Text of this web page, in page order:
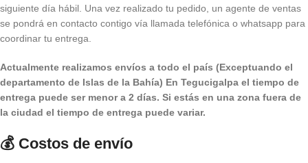
siguiente día hábil. Una vez realizado tu pedido, un agente de ventas
se pondrá en contacto contigo vía llamada telefónica o whatsapp para
coordinar tu entrega.
Actualmente realizamos envíos a todo el país (Exceptuando el
departamento de Islas de la Bahía) En Tegucigalpa el tiempo de
entrega puede ser menor a 2 días. Si estás en una zona fuera de
la ciudad el tiempo de entrega puede variar.
💰 Costos de envío